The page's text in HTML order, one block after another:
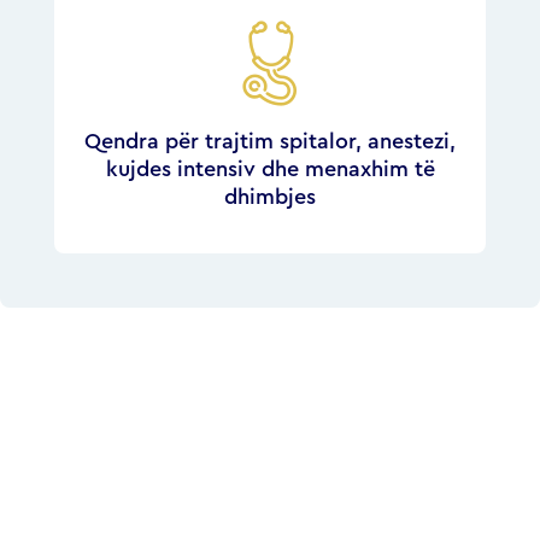
Qendra për trajtim spitalor, anestezi,
kujdes intensiv dhe menaxhim të
dhimbjes